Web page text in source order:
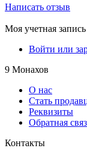
Написать отзыв
Моя учетная запись
Войти или
9 Монахов
О нас
Стать
Реквизиты
Обратная
Контакты